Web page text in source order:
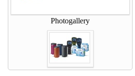
Photogallery